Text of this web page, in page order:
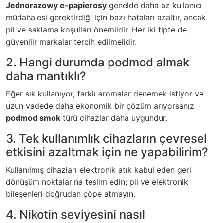
Jednorazowy e-papierosy genelde daha az kullanıcı
müdahalesi gerektirdiği için bazı hataları azaltır, ancak
pil ve saklama koşulları önemlidir. Her iki tipte de
güvenilir markalar tercih edilmelidir.
2. Hangi durumda podmod almak
daha mantıklı?
Eğer sık kullanıyor, farklı aromalar denemek istiyor ve
uzun vadede daha ekonomik bir çözüm arıyorsanız
podmod smok türü cihazlar daha uygundur.
3. Tek kullanımlık cihazların çevresel
etkisini azaltmak için ne yapabilirim?
Kullanılmış cihazları elektronik atık kabul eden geri
dönüşüm noktalarına teslim edin; pil ve elektronik
bileşenleri doğrudan çöpe atmayın.
4. Nikotin seviyesini nasıl